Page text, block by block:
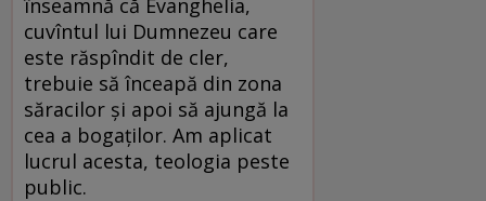
înseamnă că Evanghelia,
cuvîntul lui Dumnezeu care
este răspîndit de cler,
trebuie să înceapă din zona
săracilor şi apoi să ajungă la
cea a bogaţilor. Am aplicat
lucrul acesta, teologia peste
public.